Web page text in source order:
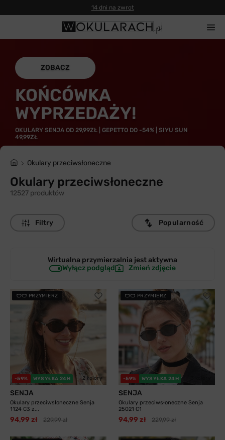
14 dni na zwrot
ZOBACZ
KOŃCÓWKA
WYPRZEDAŻY!
OKULARY SENJA OD 29,99ZŁ | GEPETTO DO -54% | SIYU SUN
49,99ZŁ
Okulary przeciwsłoneczne
Okulary przeciwsłoneczne
12527 produktów
Filtry Popularność
Wirtualna przymierzalnia jestaktywna
Wyłącz podgląd
Zmień zdjęcie
PRZYMIERZ
-59% WYSYŁKA 24H 2 kolory
SENJA
Okulary przeciwsłoneczne Senja
1124 C3 z...
94,99 zł 229,99 zł
PRZYMIERZ
-59% WYSYŁKA 24H
SENJA
Okulary przeciwsłoneczne Senja
25021 C1
94,99 zł 229,99 zł